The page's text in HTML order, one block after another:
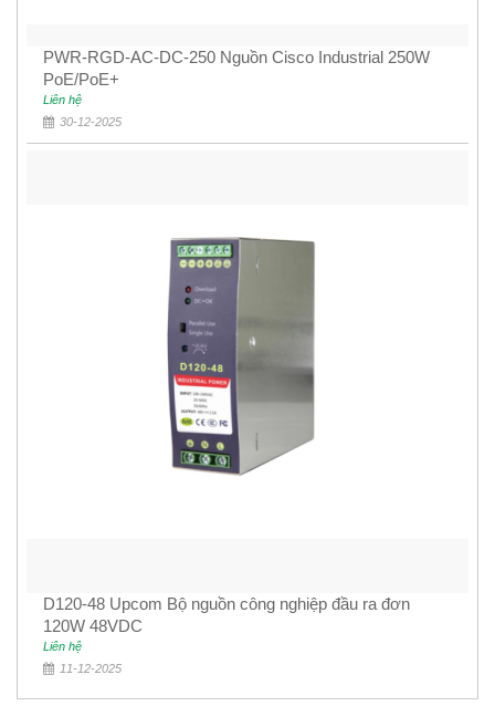
PWR-RGD-AC-DC-250 Nguồn Cisco Industrial 250W
PoE/PoE+
Liên hệ
30-12-2025
D120-48 Upcom Bộ nguồn công nghiệp đầu ra đơn
120W 48VDC
Liên hệ
11-12-2025